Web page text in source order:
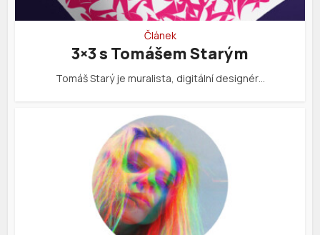
Článek
3×3 s Tomášem Starým
Tomáš Starý je muralista, digitální designér…